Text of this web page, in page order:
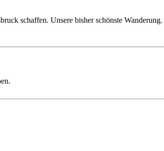
schaffen. Unsere bisher schönste